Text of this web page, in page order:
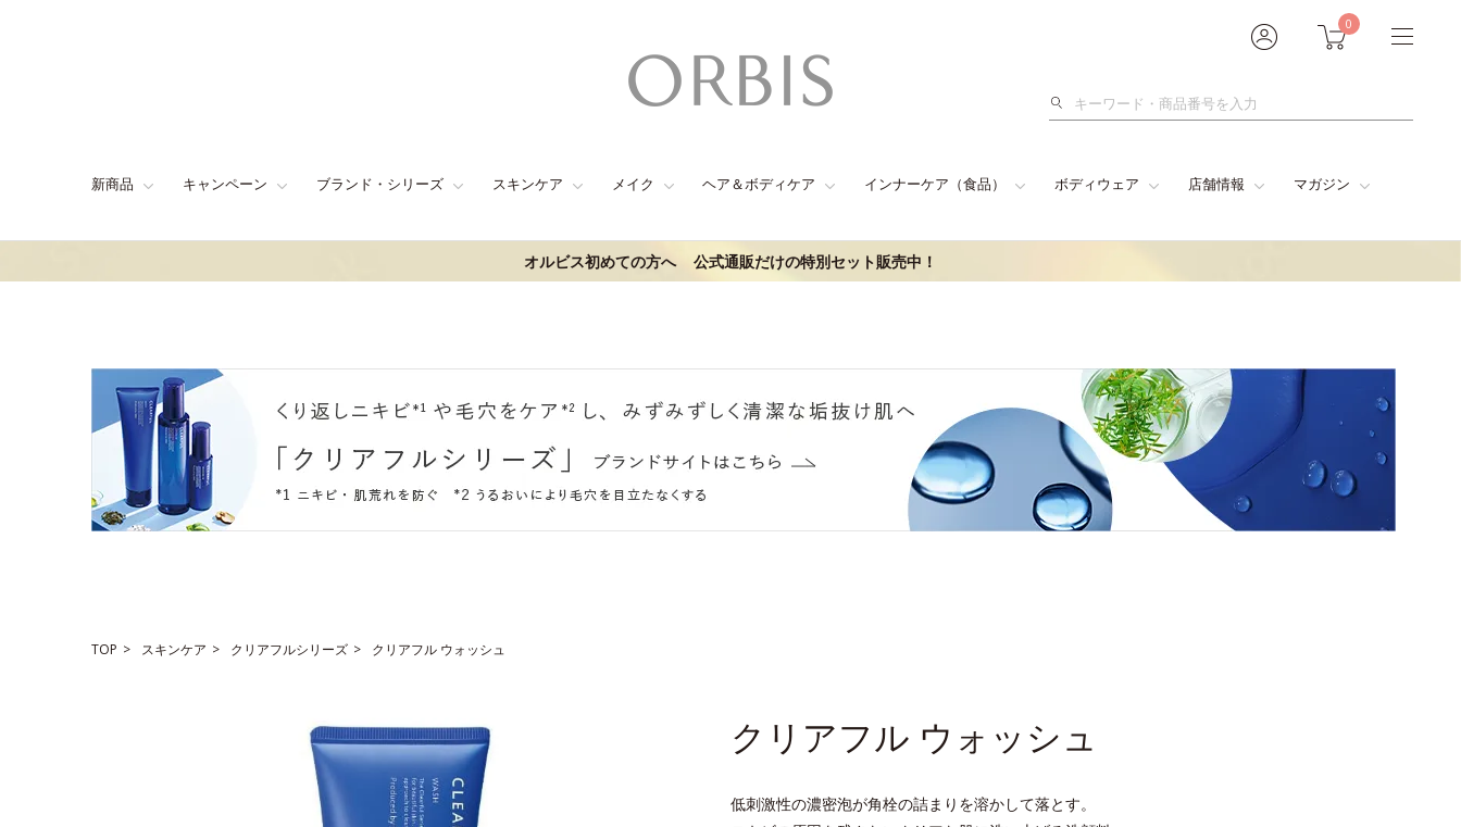
0
検
新商品 キャンペーン ブランド・シリーズ スキンケア メイク ヘア＆ボディケア インナーケア（食品） ボディウェア 店舗情報 マガジン
オルビス初めての方へ 公式通販だけの特別セット販売中！
TOP スキンケア クリアフルシリーズ クリアフル ウォッシュ
クリアフル ウォッシュ
低刺激性の濃密泡が角栓の詰まりを溶かして落とす。